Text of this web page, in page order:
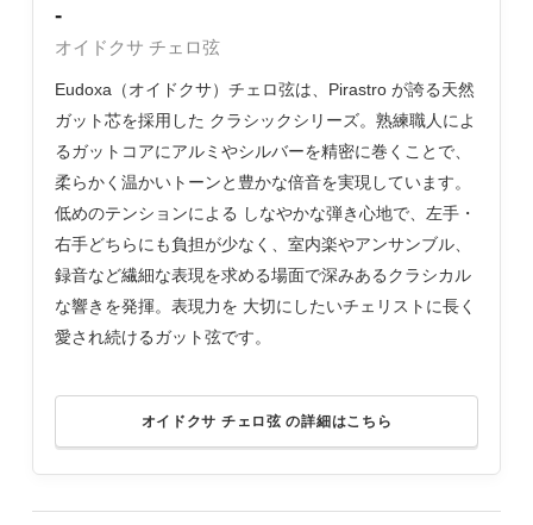
-
オイドクサ チェロ弦
Eudoxa（オイドクサ）チェロ弦は、Pirastro が誇る天然
ガット芯を採用した クラシックシリーズ。熟練職人によ
るガットコアにアルミやシルバーを精密に巻くことで、
柔らかく温かいトーンと豊かな倍音を実現しています。
低めのテンションによる しなやかな弾き心地で、左手・
右手どちらにも負担が少なく、室内楽やアンサンブル、
録音など繊細な表現を求める場面で深みあるクラシカル
な響きを発揮。表現力を 大切にしたいチェリストに長く
愛され続けるガット弦です。
オイドクサ チェロ弦 の詳細はこちら